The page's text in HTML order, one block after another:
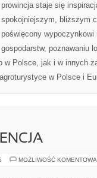
prowincja staje się
spokojniejszym, bliższym
poświęcony wypoczynkowi
gospodarstw, poznawaniu
w Polsce, jak i w innych
w Polsce i
MOŻLIWOŚĆ